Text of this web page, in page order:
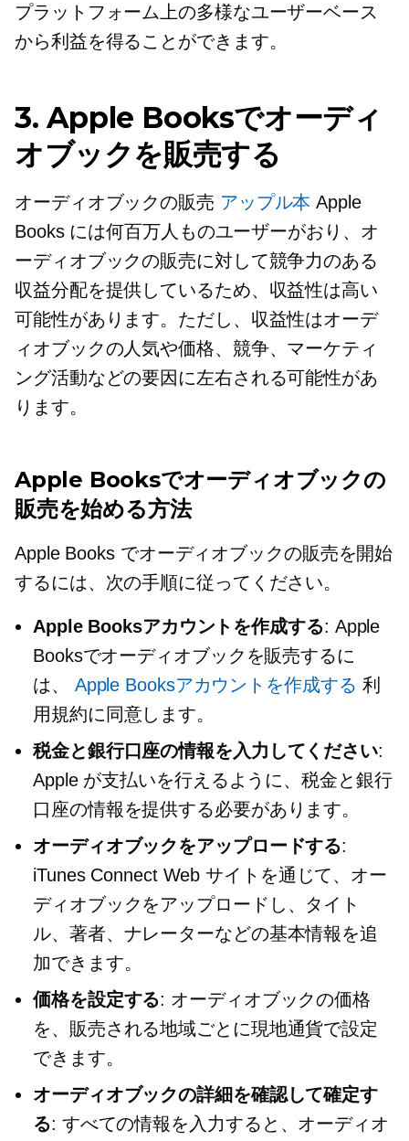
プラットフォーム上の多様なユーザーベース
から利益を得ることができます。
3. Apple Booksでオーディ
オブックを販売する
オーディオブックの販売 アップル本 Apple
Books には何百万人ものユーザーがおり、オ
ーディオブックの販売に対して競争力のある
収益分配を提供しているため、収益性は高い
可能性があります。ただし、収益性はオーデ
ィオブックの人気や価格、競争、マーケティ
ング活動などの要因に左右される可能性があ
ります。
Apple Booksでオーディオブックの
販売を始める方法
Apple Books でオーディオブックの販売を開始
するには、次の手順に従ってください。
Apple Booksアカウントを作成する: Apple
Booksでオーディオブックを販売するに
は、 Apple Booksアカウントを作成する 利
用規約に同意します。
税金と銀行口座の情報を入力してください:
Apple が支払いを行えるように、税金と銀行
口座の情報を提供する必要があります。
オーディオブックをアップロードする:
iTunes Connect Web サイトを通じて、オー
ディオブックをアップロードし、タイト
ル、著者、ナレーターなどの基本情報を追
加できます。
価格を設定する: オーディオブックの価格
を、販売される地域ごとに現地通貨で設定
できます。
オーディオブックの詳細を確認して確定す
る: すべての情報を入力すると、オーディオ